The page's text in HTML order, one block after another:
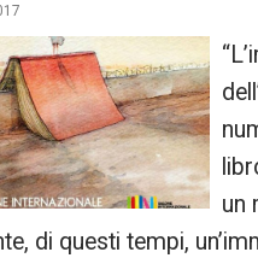
un
di questi tempi,